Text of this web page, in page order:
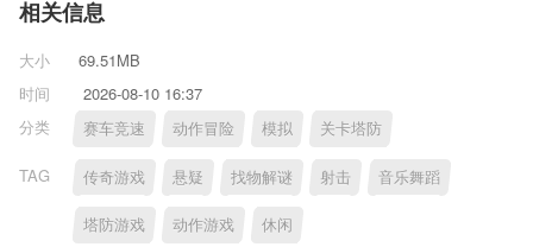
相关信息
大小
69.51MB
时间
2026-08-10 16:37
分类
赛车竞速 动作冒险 模拟 关卡塔防
TAG 传奇游戏 悬疑 找物解谜 射击 音乐舞蹈
塔防游戏 动作游戏 休闲